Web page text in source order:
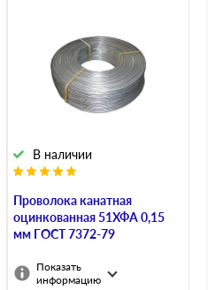
Проволока канатная
оцинкованная 51ХФА 0,15
мм ГОСТ 7372-79
В наличии
Показать
информацию